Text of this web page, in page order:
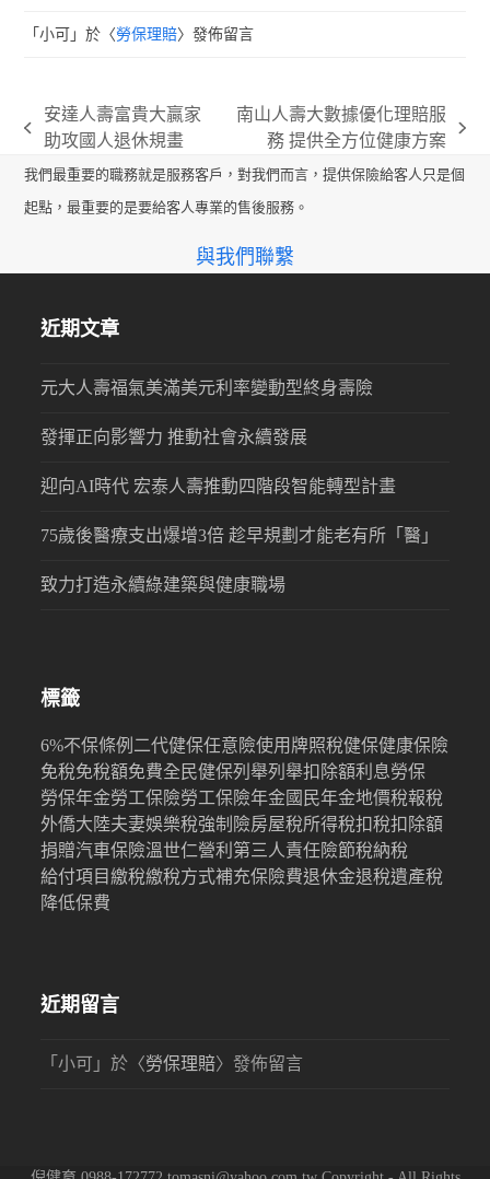
「小可 」於〈勞保理賠〉發佈留言
previous
post:
安達人壽富貴大贏家
助攻國人退休規畫
post:
南山人壽大數據優化理賠服
務 提供全方位健康方案
我們最重要的職務就是服務客戶，對我們而言，提供保險給客人只是個
起點，最重要的是要給客人專業的售後服務。
與我們聯繫
近期文章
元大人壽福氣美滿美元利率變動型終身壽險
發揮正向影響力 推動社會永續發展
迎向AI時代 宏泰人壽推動四階段智能轉型計畫
75歲後醫療支出爆增3倍 趁早規劃才能老有所「醫」
致力打造永續綠建築與健康職場
標籤
6%不保條例 二代健保任意險使用牌照稅健保健康保險
免稅免稅額免費全民健保列舉列舉扣除額利息勞保
勞保年金勞工保險勞工保險年金國民年金地價稅報稅
外僑大陸夫妻娛樂稅強制險房屋稅所得稅扣稅扣除額
捐贈汽車保險溫世仁營利 第三人責任險節稅納稅
給付項目繳稅繳稅方式補充保險費退休金退稅遺產稅
降低保費
近期留言
「小可 」於〈勞保理賠〉發佈留言